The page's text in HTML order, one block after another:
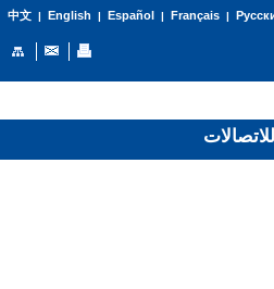
中文| English | Español | Français|